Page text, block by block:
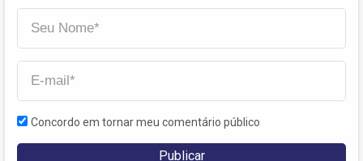
Concordo em tornar meu comentário público